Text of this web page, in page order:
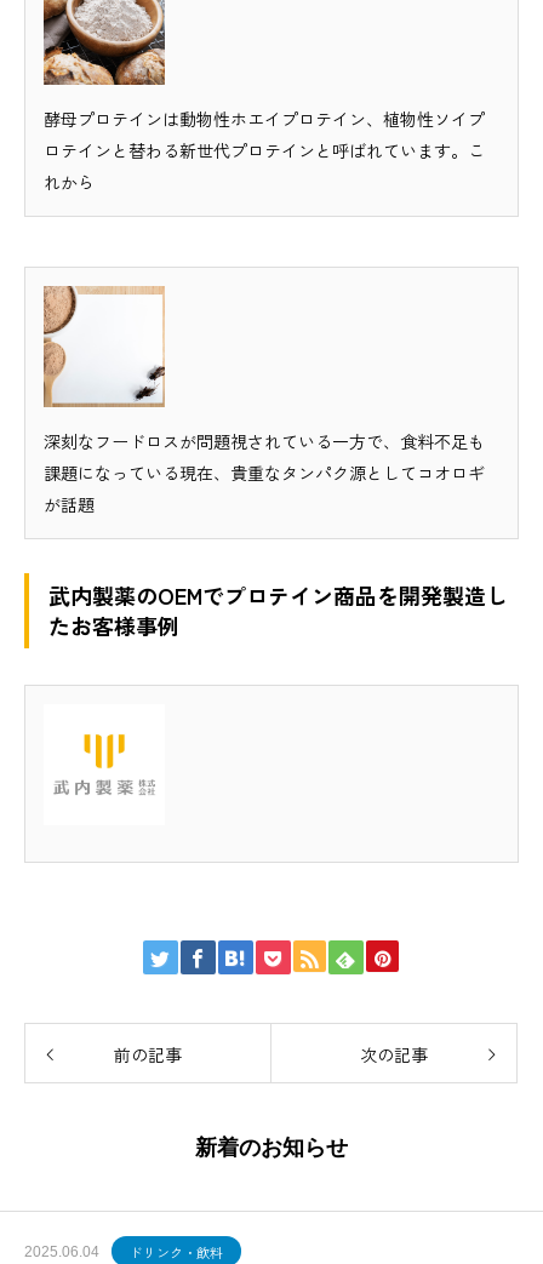
酵母プロテインは動物性ホエイプロテイン、植物性ソイプ
ロテインと替わる新世代プロテインと呼ばれています。こ
れから
深刻なフードロスが問題視されている一方で、食料不足も
課題になっている現在、貴重なタンパク源としてコオロギ
が話題
武内製薬のOEMでプロテイン商品を開発製造し
たお客様事例
前の記事 次の記事
新着のお知らせ
2025.06.04 ドリンク・飲料